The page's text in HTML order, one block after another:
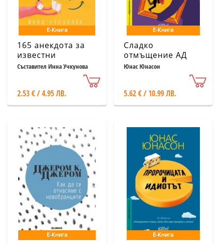
Е-Книга
165 анекдота за
известни
личности
Съставител Инна Учкунова
2.53 € / 4.95 ЛВ.
Е-Книга
Сладко
отмъщение АД
Юнас Юнасон
5.62 € / 10.99 ЛВ.
Е-Книга Е-Книга